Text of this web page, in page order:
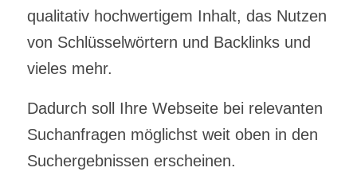
qualitativ hochwertigem Inhalt, das Nutzen
von Schlüsselwörtern und Backlinks und
vieles mehr.
Dadurch soll Ihre Webseite bei relevanten
Suchanfragen möglichst weit oben in den
Suchergebnissen erscheinen.